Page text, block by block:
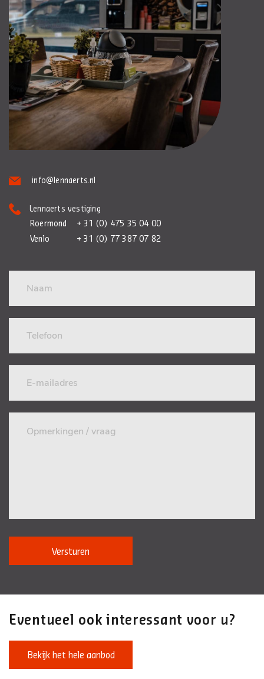
info@lennaerts.nl
Lennaerts vestiging
Roermond
+ 31 (0) 475 35 04 00
Venlo
+ 31 (0) 77 387 07 82
Versturen
Eventueel ook interessant voor u?
Bekijk het hele aanbod